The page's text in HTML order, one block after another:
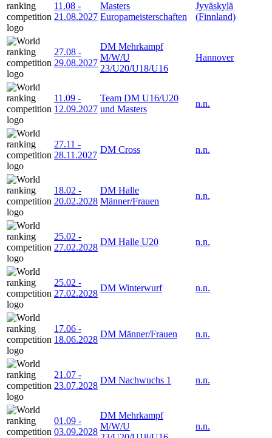
11.08 -
21.08.2027
Masters
Europameisterschaften
Jyväskylä
(Finnland)
27.08 -
29.08.2027
DM Mehrkampf
M/W/U
23/U20/U18/U16
Hannover
11.09 -
12.09.2027
Team DM U16/U20
und Masters
n.n.
27.11 -
28.11.2027
DM Cross n.n.
18.02 -
20.02.2028
DM Halle
Männer/Frauen
n.n.
25.02 -
27.02.2028
DM Halle U20 n.n.
25.02 -
27.02.2028
DM Winterwurf n.n.
17.06 -
18.06.2028
DM Männer/Frauen n.n.
21.07 -
23.07.2028
DM Nachwuchs 1 n.n.
01.09 -
03.09.2028
DM Mehrkampf
M/W/U
n.n.